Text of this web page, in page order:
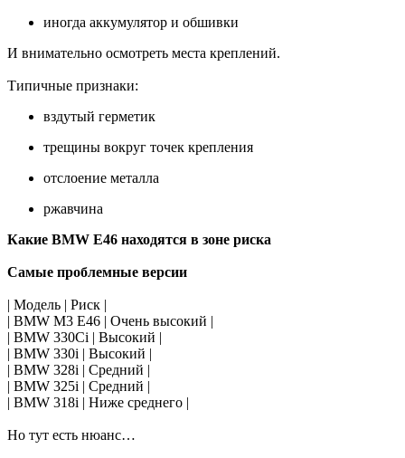
иногда аккумулятор и обшивки
И внимательно осмотреть места креплений.
Типичные признаки:
вздутый герметик
трещины вокруг точек крепления
отслоение металла
ржавчина
Какие BMW E46 находятся в зоне риска
Самые проблемные версии
| Модель | Риск |
| BMW M3 E46 | Очень высокий |
| BMW 330Ci | Высокий |
| BMW 330i | Высокий |
| BMW 328i | Средний |
| BMW 325i | Средний |
| BMW 318i | Ниже среднего |
Но тут есть нюанс…